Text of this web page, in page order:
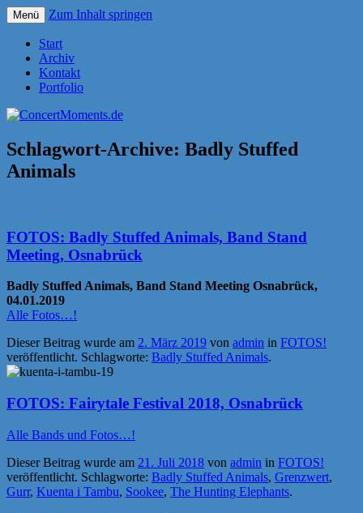
ConcertMoments.de
Menü Zum Inhalt springen
Start
Archiv
Kontakt
Portfolio
Schlagwort-Archive: Badly Stuffed
Animals
FOTOS: Badly Stuffed Animals, Band Stand
Meeting, Osnabrück
Badly Stuffed Animals, Band Stand Meeting Osnabrück,
04.01.2019
Alle Fotos…!
Dieser Beitrag wurde am 2. März 2019 von admin in FOTOS!
veröffentlicht. Schlagworte: Badly Stuffed Animals.
FOTOS: Fairytale Festival 2018, Osnabrück
Alle Bands und Fotos…!
Dieser Beitrag wurde am 21. Juli 2018 von admin in FOTOS!
veröffentlicht. Schlagworte: Badly Stuffed Animals, Grenzwert,
Gurr, Kuenta i Tambu, Sookee, The Hunting Elephants.